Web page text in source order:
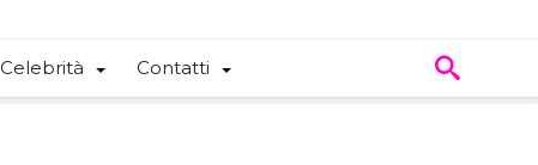
Celebrità Contatti